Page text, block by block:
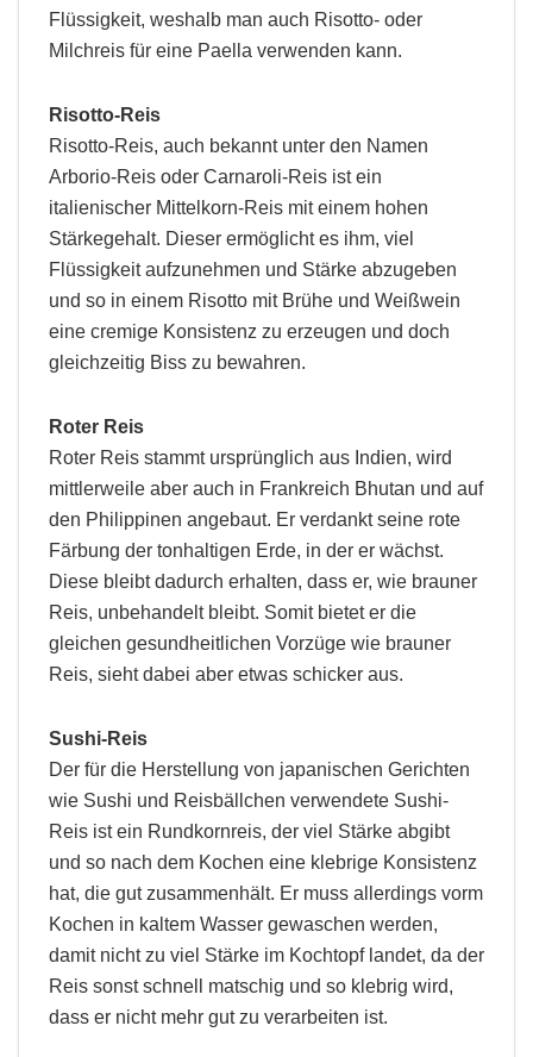
Flüssigkeit, weshalb man auch Risotto- oder
Milchreis für eine Paella verwenden kann.
Risotto-Reis
Risotto-Reis, auch bekannt unter den Namen
Arborio-Reis oder Carnaroli-Reis ist ein
italienischer Mittelkorn-Reis mit einem hohen
Stärkegehalt. Dieser ermöglicht es ihm, viel
Flüssigkeit aufzunehmen und Stärke abzugeben
und so in einem Risotto mit Brühe und Weißwein
eine cremige Konsistenz zu erzeugen und doch
gleichzeitig Biss zu bewahren.
Roter Reis
Roter Reis stammt ursprünglich aus Indien, wird
mittlerweile aber auch in Frankreich Bhutan und auf
den Philippinen angebaut. Er verdankt seine rote
Färbung der tonhaltigen Erde, in der er wächst.
Diese bleibt dadurch erhalten, dass er, wie brauner
Reis, unbehandelt bleibt. Somit bietet er die
gleichen gesundheitlichen Vorzüge wie brauner
Reis, sieht dabei aber etwas schicker aus.
Sushi-Reis
Der für die Herstellung von japanischen Gerichten
wie Sushi und Reisbällchen verwendete Sushi-
Reis ist ein Rundkornreis, der viel Stärke abgibt
und so nach dem Kochen eine klebrige Konsistenz
hat, die gut zusammenhält. Er muss allerdings vorm
Kochen in kaltem Wasser gewaschen werden,
damit nicht zu viel Stärke im Kochtopf landet, da der
Reis sonst schnell matschig und so klebrig wird,
dass er nicht mehr gut zu verarbeiten ist.